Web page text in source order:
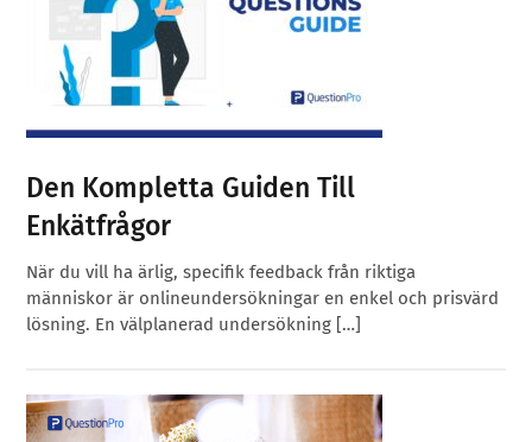
Den Kompletta Guiden Till
Enkätfrågor
När du vill ha ärlig, specifik feedback från riktiga
människor är onlineundersökningar en enkel och prisvärd
lösning. En välplanerad undersökning […]